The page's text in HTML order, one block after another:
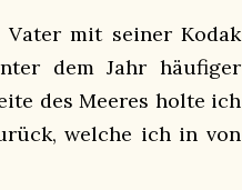
mit seiner Kodak
dem Jahr häufiger
des Meeres holte ich
welche ich in von